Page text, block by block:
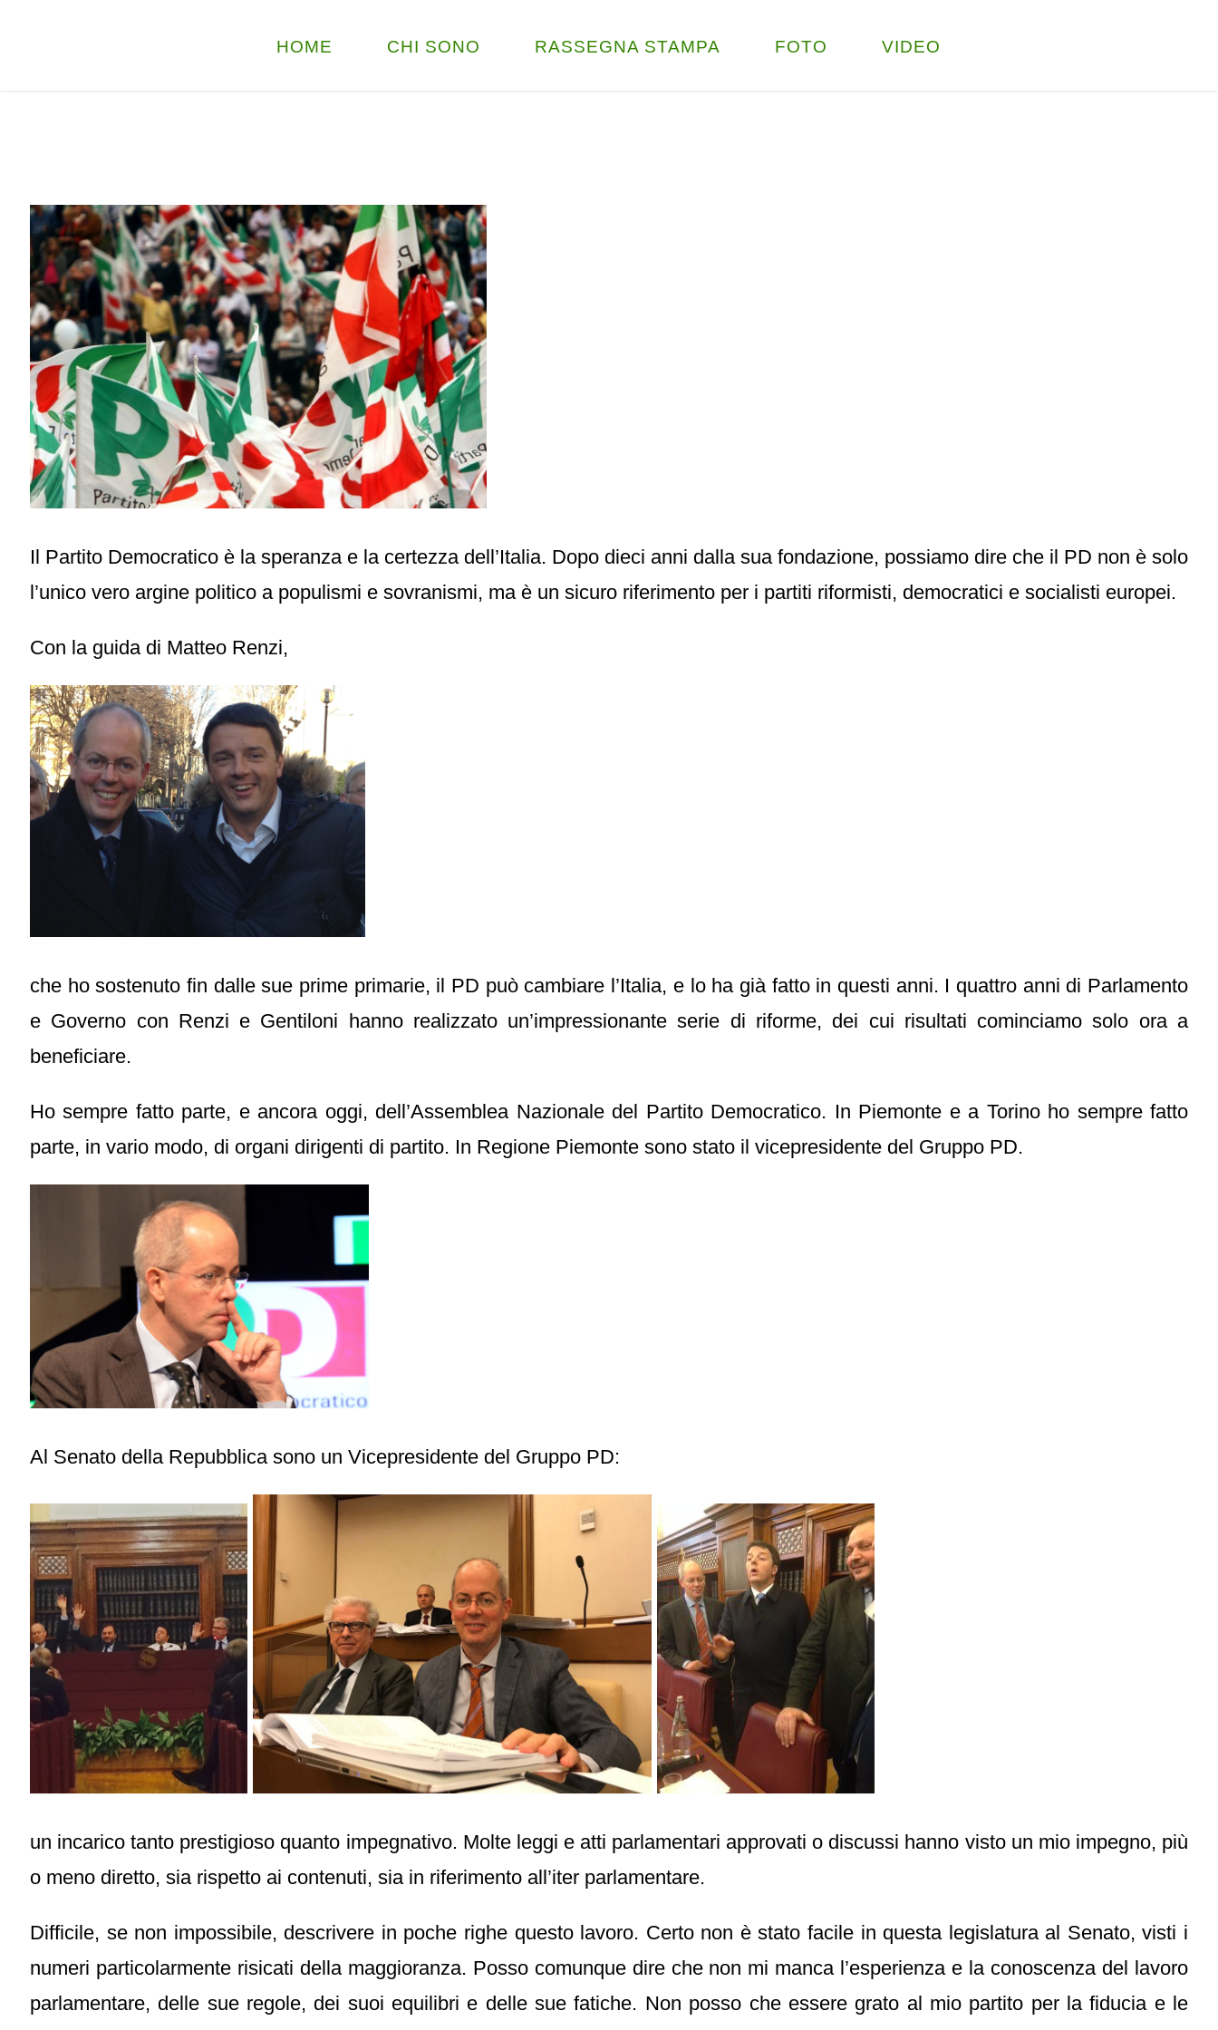
HOME CHI SONO RASSEGNA STAMPA FOTO VIDEO
Il Partito Democratico è la speranza e la certezza dell’Italia. Dopo dieci anni dalla sua fondazione, possiamo dire che il PD non è solo
l’unico vero argine politico a populismi e sovranismi, ma è un sicuro riferimento per i partiti riformisti, democratici e socialisti europei.
Con la guida di Matteo Renzi,
che ho sostenuto fin dalle sue prime primarie, il PD può cambiare l’Italia, e lo ha già fatto in questi anni. I quattro anni di Parlamento
e Governo con Renzi e Gentiloni hanno realizzato un’impressionante serie di riforme, dei cui risultati cominciamo solo ora a
beneficiare.
Ho sempre fatto parte, e ancora oggi, dell’Assemblea Nazionale del Partito Democratico. In Piemonte e a Torino ho sempre fatto
parte, in vario modo, di organi dirigenti di partito. In Regione Piemonte sono stato il vicepresidente del Gruppo PD.
Al Senato della Repubblica sono un Vicepresidente del Gruppo PD:
un incarico tanto prestigioso quanto impegnativo. Molte leggi e atti parlamentari approvati o discussi hanno visto un mio impegno, più
o meno diretto, sia rispetto ai contenuti, sia in riferimento all’iter parlamentare.
Difficile, se non impossibile, descrivere in poche righe questo lavoro. Certo non è stato facile in questa legislatura al Senato, visti i
numeri particolarmente risicati della maggioranza. Posso comunque dire che non mi manca l’esperienza e la conoscenza del lavoro
parlamentare, delle sue regole, dei suoi equilibri e delle sue fatiche. Non posso che essere grato al mio partito per la fiducia e le